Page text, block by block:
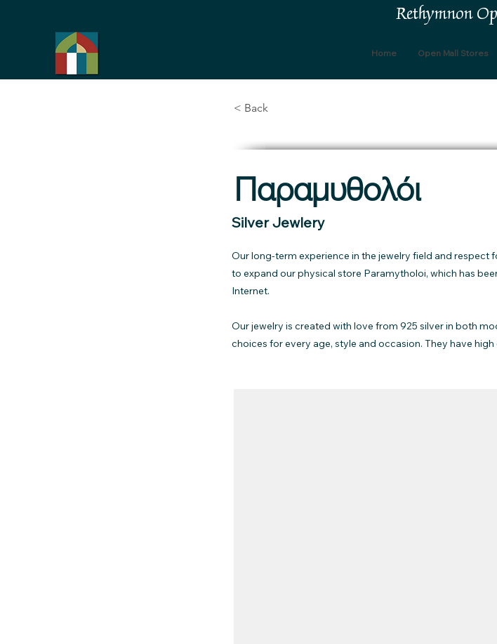
Rethymnon
Home Open Mall Stores
< Back
Παραμυθολόι
Silver Jewlery
Our long-term experience in the jewelry field and respect
to expand our physical store Paramytholoi, which has
Internet.
Our jewelry is created with love from 925 silver in both
choices for every age, style and occasion. They have